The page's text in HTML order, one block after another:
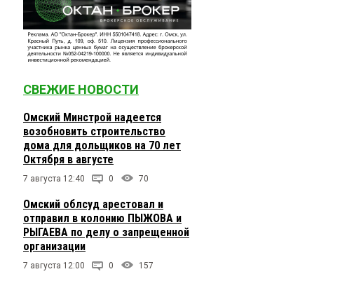
СВЕЖИЕ НОВОСТИ
Омский Минстрой надеется
возобновить строительство
дома для дольщиков на 70 лет
Октября в августе
7 августа 12:40 0 70
Омский облсуд арестовал и
отправил в колонию ПЫЖОВА и
РЫГАЕВА по делу о запрещенной
организации
7 августа 12:00 0 157